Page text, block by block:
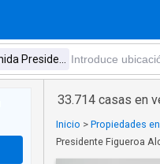
33.714 casas en
Inicio > Propiedades
Presidente Figueroa